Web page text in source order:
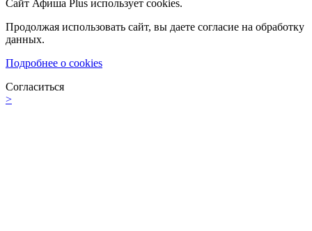
Сайт Афиша Plus использует cookies.
Продолжая использовать сайт, вы даете согласие на обработку
данных.
Подробнее о cookies
Согласиться
>